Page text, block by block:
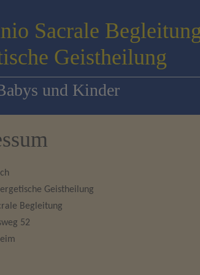
Sacrale
Geistheilung
und Kinder
Geistheilung
Begleitung
52